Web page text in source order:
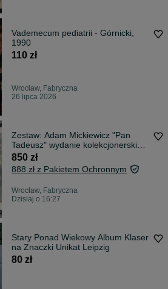
Vademecum pediatrii - Górnicki,
1990
110 zł
Wrocław, Fabryczna
26 lipca 2026
Zestaw: Adam Mickiewicz "Pan
Tadeusz" wydanie kolekcjonerskie
1959 + 7 grafik M.E.Andriollego
vintage PRL
850 zł
888 zł z Pakietem Ochronnym
Wrocław, Fabryczna
Dzisiaj o 16:27
Stary Ponad Wiekowy Album Klaser
na Znaczki Unikat Leipzig
80 zł